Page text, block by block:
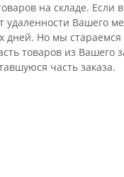
на складе.
удаленности Вашего
дней. Но мы
товаров из
часть заказа.